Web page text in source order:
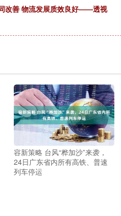
改善 物流发展质效良好——透视
容新策略 台风“桦加沙”来袭，
24日广东省内所有高铁、普速
列车停运